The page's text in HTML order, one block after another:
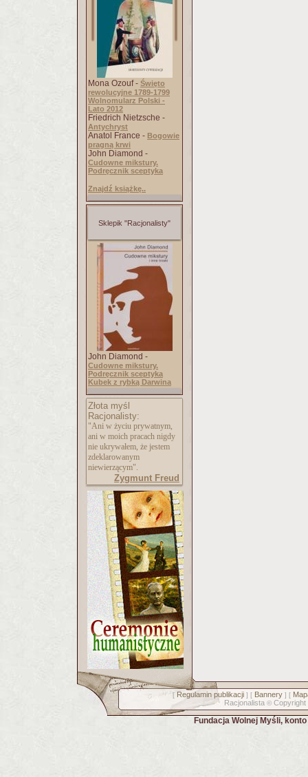
Mona Ozouf - Święto
rewolucyjne 1789-1799
Wolnomularz Polski -
Lato 2012
Friedrich Nietzsche -
Antychryst
Anatol France - Bogowie
pragną krwi
John Diamond -
Cudowne mikstury.
Podręcznik sceptyka
Znajdź książkę..
Sklepik "Racjonalisty"
John Diamond -
Cudowne mikstury.
Podręcznik sceptyka
Kubek z rybką Darwina
Złota myśl
Racjonalisty:
"Ani w życiu prywatnym,
ani w moich pracach nigdy
nie ukrywałem, że jestem
zdeklarowanym
niewierzącym".
Zygmunt Freud
[ Regulamin publikacji] [ Bannery] [
Racjonalista © Copyright
Fundacja Wolnej Myśli,